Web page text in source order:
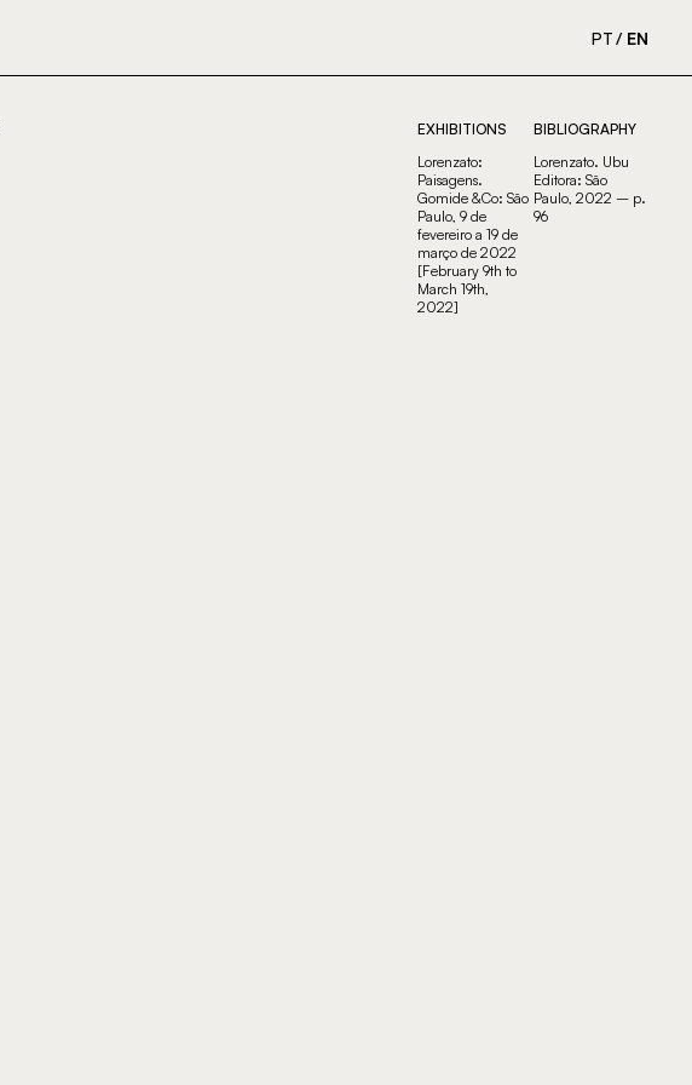
PT EN
EXHIBITIONS
Lorenzato:
Paisagens.
Gomide &Co: São
Paulo, 9 de
fevereiro a 19 de
março de 2022
[February 9th to
March 19th,
2022]
BIBLIOGRAPHY
Lorenzato. Ubu
Editora: São
Paulo, 2022 – p.
96